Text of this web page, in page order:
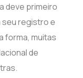
deve primeiro
seu registro e
forma, muitas
de